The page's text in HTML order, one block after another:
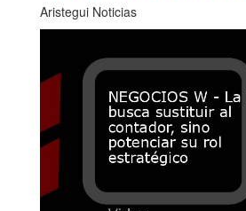
Aristegui Noticias